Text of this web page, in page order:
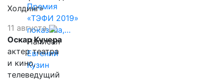
Премия
«ТЭФИ 2019»
показала,…
Написал
Евгений
Кузин
Холдинг»
11 августа
Оскар Кучера
актер театра
и кино,
телеведущий